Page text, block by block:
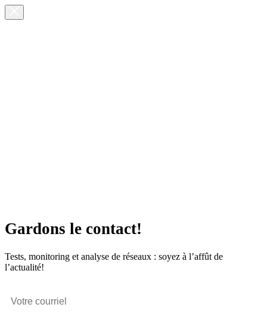
Gardons le contact!
Tests, monitoring et analyse de réseaux : soyez à l’affût de
l’actualité!